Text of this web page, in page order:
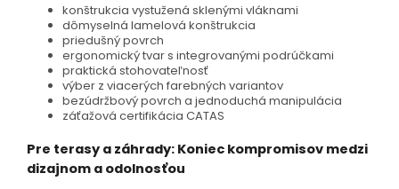
konštrukcia vystužená sklenými vláknami
dômyselná lamelová konštrukcia
priedušný povrch
ergonomický tvar s integrovanými podrúčkami
praktická stohovateľnosť
výber z viacerých farebných variantov
bezúdržbový povrch a jednoduchá manipulácia
záťažová certifikácia CATAS
Pre terasy a záhrady: Koniec kompromisov medzi
dizajnom a odolnosťou